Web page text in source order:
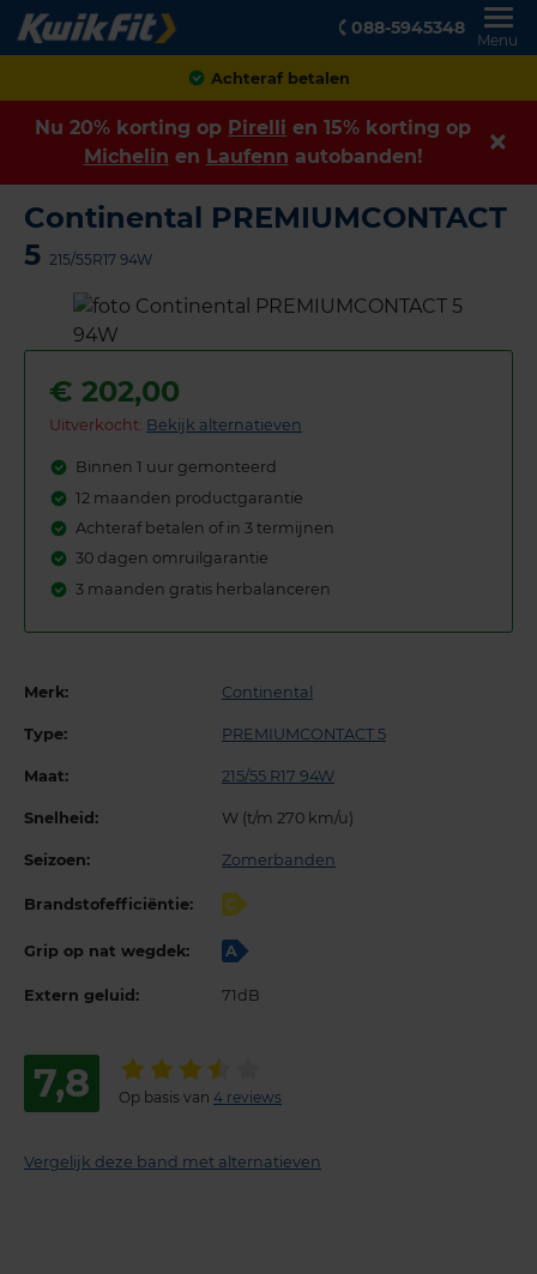
088-5945348
Menu
Achteraf betalen
Nu 20% korting op Pirelli en 15% korting op
Michelin en Laufenn autobanden!
Continental PREMIUMCONTACT
5 215/55R17 94W
€ 202,00
Uitverkocht: Bekijk alternatieven
Binnen 1 uur gemonteerd
12 maanden productgarantie
Achteraf betalen of in 3 termijnen
30 dagen omruilgarantie
3 maanden gratis herbalanceren
Merk: Continental
Type: PREMIUMCONTACT 5
Maat: 215/55 R17 94W
Snelheid: W (t/m 270 km/u)
Seizoen: Zomerbanden
Brandstofefficiëntie: C
Grip op nat wegdek: A
Extern geluid: 71dB
7,8 Op basis van 4 reviews
Vergelijk deze band met alternatieven